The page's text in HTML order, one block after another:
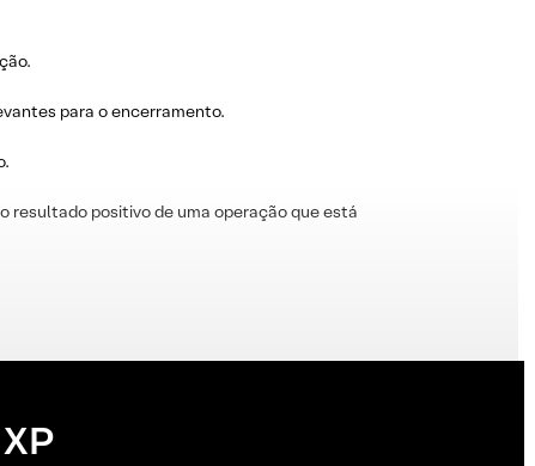
para o encerramento.
resultado positivo de uma operação que está